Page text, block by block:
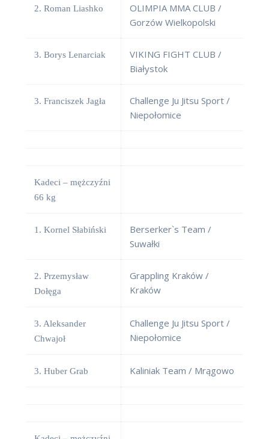
2. Roman Liashko
OLIMPIA MMA CLUB /
Gorzów Wielkopolski
3. Borys Lenarciak
VIKING FIGHT CLUB /
Białystok
3. Franciszek Jagła
Challenge Ju Jitsu Sport /
Niepołomice
Kadeci – mężczyźni
66 kg
1. Kornel Słabiński
Berserker`s Team /
Suwałki
2. Przemysław
Dołęga
Grappling Kraków /
Kraków
3. Aleksander
Chwajoł
Challenge Ju Jitsu Sport /
Niepołomice
3. Huber Grab Kaliniak Team / Mrągowo